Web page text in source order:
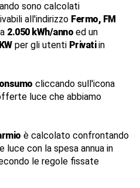
sono calcolati
all'indirizzo Fermo, FM
2.050 kWh/anno ed un
per gli utenti Privatiin
cliccando sull'icona
luce che abbiamo
è calcolato confrontando
con la spesa annua in
le regole fissate